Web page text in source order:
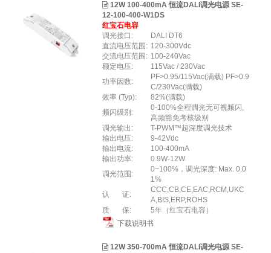
12W 100-400mA 恒流DALI调光电源 SE-
12-100-400-W1DS
红宝石电容
调光接口:
DALI DT6
直流电压范围: 120-300Vdc
交流电压范围: 100-240Vac
额定电压:
115Vac / 230Vac
功率因数:
PF>0.95/115Vac(满载) PF>0.9
C/230Vac(满载)
效率 (Typ):
82%(满载)
频闪级别:
0-100%全程调光无可视频闪,
高频豁免考核级别
调光输出:
T-PWM™超深度调光技术
输出电压:
9-42Vdc
输出电流:
100-400mA
输出功率:
0.9W-12W
调光范围:
0~100%，调光深度: Max. 0.0
1%
认 证:
CCC,CB,CE,EAC,RCM,UKC
A,BIS,ERP,ROHS
质 保:
5年（红宝石电容）
下载说明书
12W 350-700mA 恒流DALI调光电源 SE-